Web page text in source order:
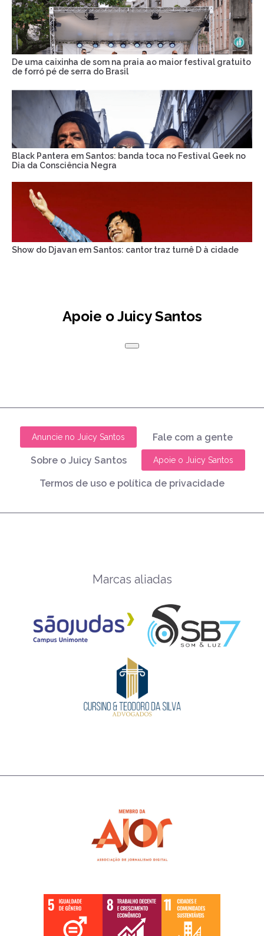
De uma caixinha de som na praia ao maior festival gratuito
de forró pé de serra do Brasil
Black Pantera em Santos: banda toca no Festival Geek no
Dia da Consciência Negra
Show do Djavan em Santos: cantor traz turnê D à cidade
Apoie o Juicy Santos
Anuncie no Juicy Santos Fale com a gente
Sobre o Juicy Santos Apoie o Juicy Santos
Termos de uso e política de privacidade
Marcas aliadas